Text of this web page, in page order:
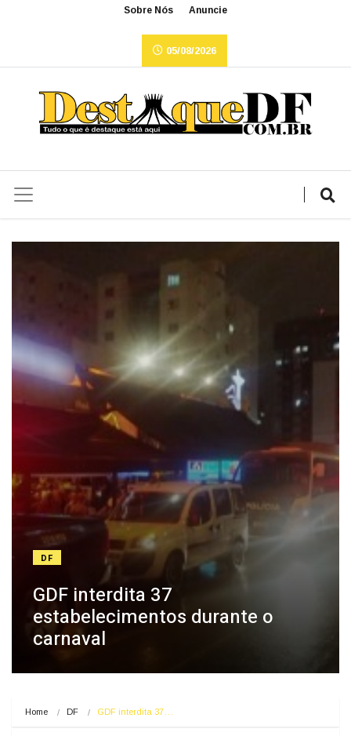
Sobre Nós Anuncie
05/08/2026
DF
GDF interdita 37
estabelecimentos durante o
carnaval
Home DF GDF interdita 37…